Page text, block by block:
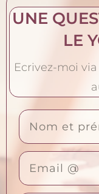
UNE
LE
Ecrivez-moi